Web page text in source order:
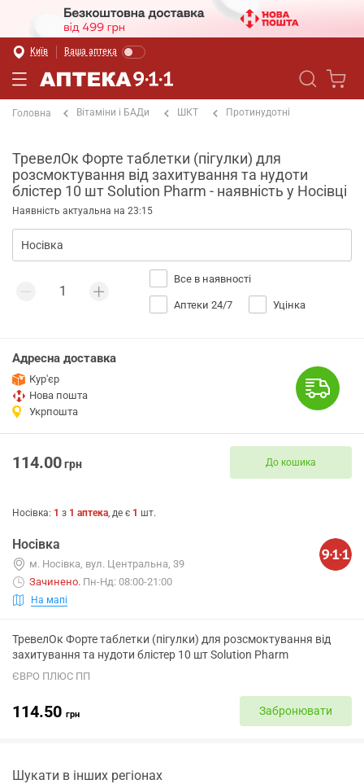
Київ Ваша аптека
Головна Вітаміни і БАДи ШКТ Протинудотні
ТревелОк Форте таблетки (пігулки) для
розсмоктування від захитування та нудоти
блістер 10 шт Solution Pharm - наявність у Носівці
Наявність актуальна на 23:15
Все в наявності
Аптеки 24/7 Уцінка
Адресна доставка
Кур'єр
Нова пошта
Укрпошта
114.00грн До кошика
Носівка: 1 з 1 аптека, де є 1 шт.
Носівка
м. Носівка, вул. Центральна, 39
Зачинено. Пн-Нд: 08:00-21:00
На мапі
ТревелОк Форте таблетки (пігулки) для розсмоктування від
захитування та нудоти блістер 10 шт Solution Pharm
ЄВРО ПЛЮС ПП
114.50 грн Забронювати
Шукати в інших регіонах